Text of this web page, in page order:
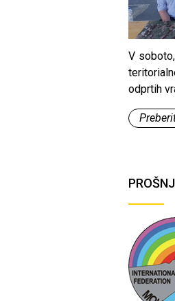
V
odprtih